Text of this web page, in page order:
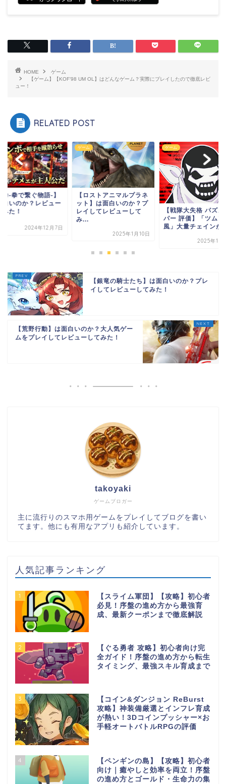
HOME
ゲーム
【ゲーム】【KOF’98 UM OL】はどんなゲーム？実際にプレイしたので徹底レビ
ュー！
RELATED POST
拳-拳で繋ぐ物語-】
白いのか？レビュー
た！
2024年12月7日
ゲーム
【ロストアニマルプラネ
ット】は面白いのか？プ
レイしてレビューして
み...
2025年1月10日
ゲーム
【戦隊大失格 パズ
パー 評価】「ツムツ
風」大量チェインが
2025年11
【銀竜の騎士たち】は面白いのか？プレ
イしてレビューしてみた！
【荒野行動】は面白いのか？大人気ゲー
ムをプレイしてレビューしてみた！
ゲームブロガー
takoyaki
主に流行りのスマホ用ゲームをプレイしてブログを書い
てます。他にも有用なアプリも紹介しています。
人気記事ランキング
1
【スライム軍団】【攻略】初心者
必見！序盤の進め方から最強育
成、最新クーポンまで徹底解説
2
【ぐる勇者 攻略】初心者向け完
全ガイド！序盤の進め方から転生
タイミング、最強スキル育成まで
3
【コイン&ダンジョン ReBurst
攻略】神装備厳選とインフレ育成
が熱い！3Dコインプッシャー×お
手軽オートバトルRPGの評価
4
【ペンギンの島】【攻略】初心者
向け｜癒やしと効率を両立！序盤
の進め方とゴールド・生命力の集